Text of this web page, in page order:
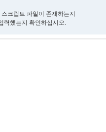
크립트 파일이 존재하는지
력했는지 확인하십시오.